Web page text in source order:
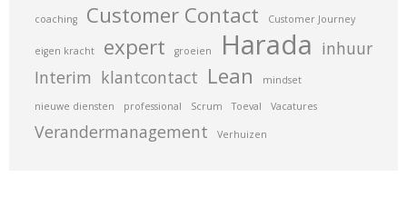
coaching Customer Contact Customer Journey
eigen kracht expert groeien Harada inhuur
Interim klantcontact Lean mindset
nieuwe diensten professional Scrum Toeval Vacatures
Verandermanagement Verhuizen